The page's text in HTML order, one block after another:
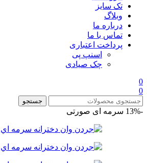
تک سایز
وبلاگ
درباره ما
تماس با ما
پرداخت اعتباری
اسنپ پی
چک صیادی
0
0
جستجو
-13% سرمه ای صورتی